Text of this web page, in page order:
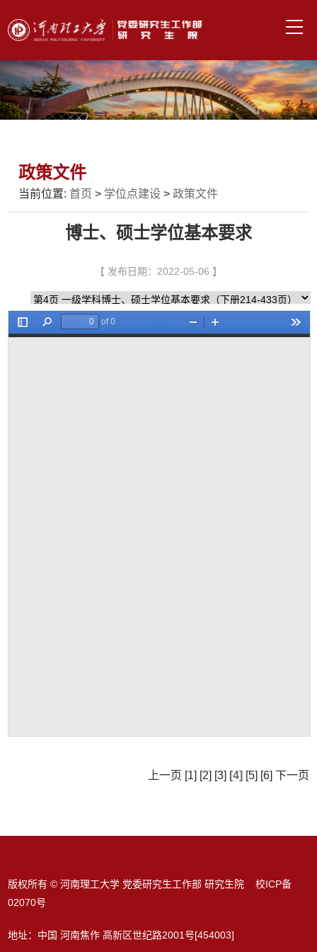
政策文件
当前位置: 首页 > 学位点建设 >政策文件
博士、硕士学位基本要求
【 发布日期：2022-05-06 】
上一页 [1] [2] [3] [4] [5] [6] 下一页
版权所有 © 河南理工大学 党委研究生工作部 研究生院 校ICP备
02070号
地址：中国 河南焦作 高新区世纪路2001号[454003]